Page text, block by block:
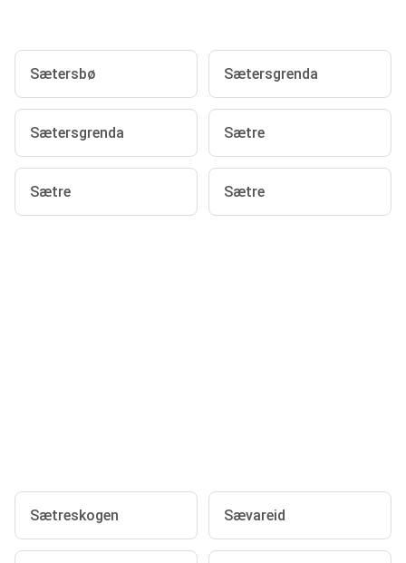
Sætersbø Sætersgrenda
Sætersgrenda Sætre
Sætre Sætre
Sætreskogen Sævareid